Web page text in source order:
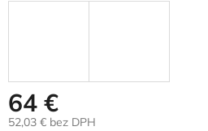
64 €
52,03 € bez DPH